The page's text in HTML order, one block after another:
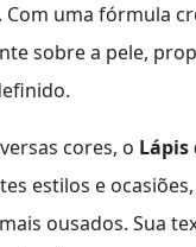
Com uma fórmula
sobre a pele,
cores, o Lápis
estilos e
ousados. Sua